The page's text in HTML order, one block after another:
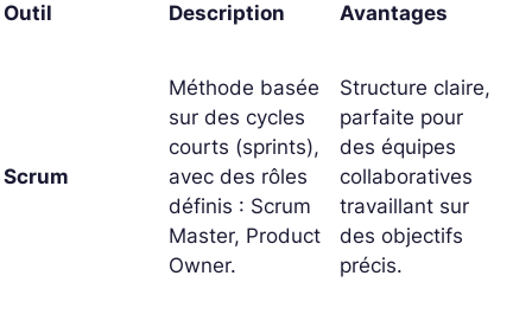
Outil Description Avantages
Scrum
Méthode basée
sur des cycles
courts (sprints),
avec des rôles
définis : Scrum
Master, Product
Owner.
Structure claire,
parfaite pour
des équipes
collaboratives
travaillant sur
des objectifs
précis.